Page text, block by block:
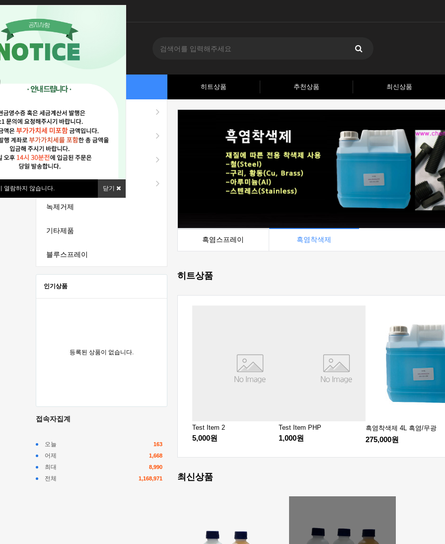
열람하지 않습니다. 닫기
카테고리 히트상품 추천상품 최신상품
흑염착색제
흑염스프레이
페인팅전처리제
녹제거제
기타제품
블루스프레이
인기상품
등록된 상품이 없습니다.
접속자집계
오늘 163
어제 1,668
최대 8,990
전체 1,168,971
흑염스프레이 흑염착색제
히트상품
Test Item 2
5,000원
Test Item PHP
1,000원
흑염착색제 4L 흑염/무광
275,000원
최신상품